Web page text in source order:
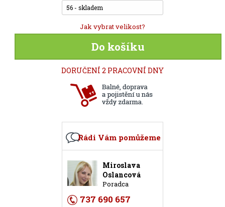
56 - skladem
Jak vybrat velikost?
Do košíku
DORUČENÍ 2 PRACOVNÍ DNY
Rádi Vám pomůžeme
Miroslava
Oslancová
Poradca
737 690 657